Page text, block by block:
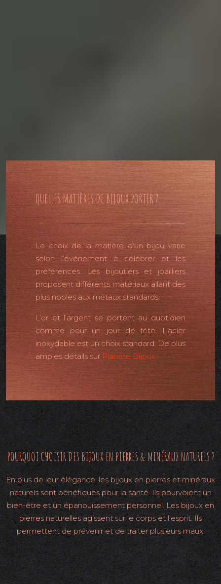
QUELLES MATIÈRES DE BIJOUX PORTER ?
Le choix de la matière d’un bijou varie
selon l’événement à célébrer et les
préférences. Les bijoutiers et joailliers
proposent différents matériaux allant des
plus nobles aux métaux standards.
L’or et l’argent se portent au quotidien
comme pour un jour de fête. L’acier
inoxydable est un choix standard. De plus
amples détails sur Planète Bijoux.
POURQUOI CHOISIR DES BIJOUX EN PIERRES & MINÉRAUX NATURELS ?
En plus de leur élégance, les bijoux en pierres et minéraux
naturels sont bénéfiques pour la santé. Ils pourvoient un
bien-être et un épanouissement personnel. Les bijoux en
pierres naturelles agissent sur le corps et l’esprit. Ils
permettent de prévenir et de traiter plusieurs maux.